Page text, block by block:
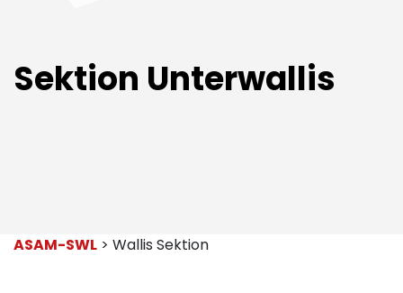
Sektion Unterwallis
ASAM-SWL > Wallis Sektion